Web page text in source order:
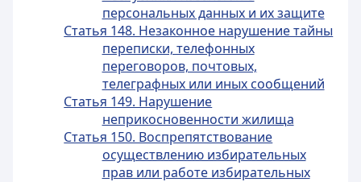
персональных данных и их защите
Статья 148. Незаконное нарушение тайны
переписки, телефонных
переговоров, почтовых,
телеграфных или иных сообщений
Статья 149. Нарушение
неприкосновенности жилища
Статья 150. Воспрепятствование
осуществлению избирательных
прав или работе избирательных